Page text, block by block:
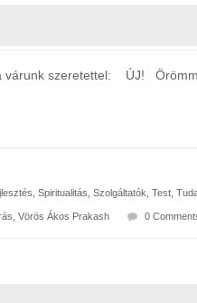
szeretettel: ÚJ!
, Spiritualitás, Szolgáltatók, Test,
, Vörös Ákos Prakash 0